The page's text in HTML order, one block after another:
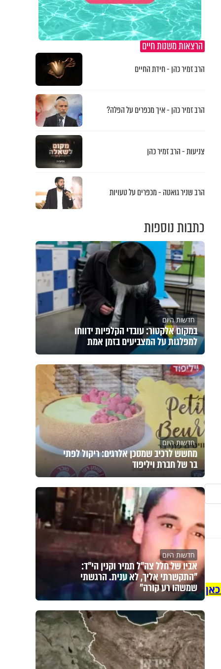
הרצאות משנות חיים
הרב זמיר כהן - חידת החיים
הרב זמיר כהן - איך מכפרים על הפלה?
צניעות - הרב זמיר כהן
הרב שניר גואטה - מכפרים על טעויות
כתבות נוספות
חדשות היום
במקום אלקטור: עובדי הקלפיות ידווחו
למפלגות על המצביעים בזמן אמת
חדשות היום
מחשש לרכיב שמסכן אלרגים: ריקול לפתי
בר של חברת ויליפוד
חדשות היום
אביו של חלל צה"ל תמיר וקנין הי"ד:
"התקשרתי אליך, לא ענית. הרגשתי
שמשהו רע קורה"